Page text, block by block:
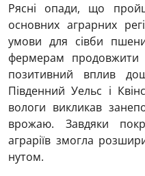
Рясні опади, що
основних аграрних
умови для сівби
фермерам продовжити
позитивний вплив
Південний Уельс і
вологи викликав
врожаю. Завдяки
аграріїв змогла
нутом.